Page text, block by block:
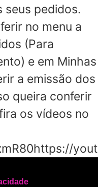
seus pedidos.
no menu a
(Para
e em Minhas
a emissão dos
queira conferir
os vídeos no